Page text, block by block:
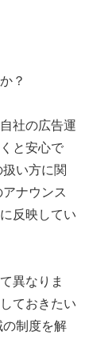
？
社の広告運
と安心で
い方に関
ナウンス
反映してい
異なりま
ておきたい
制度を解